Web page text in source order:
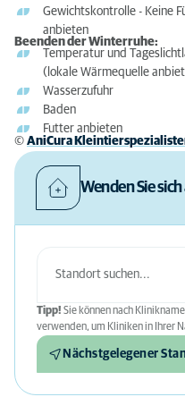
Gewichtskontrolle - Keine
anbieten
Beenden der Winterruhe:
Temperatur und
(lokale Wärmequelle
Wasserzufuhr
Baden
Futter anbieten
© AniCura
Wenden Sie
Tipp! Sie können nach
verwenden, um Kliniken in Ihrer
Nächstgelegener